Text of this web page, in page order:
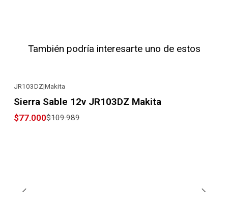
También podría interesarte uno de estos
JR103DZ|Makita
Sierra Sable 12v JR103DZ Makita
$77.000$109.989